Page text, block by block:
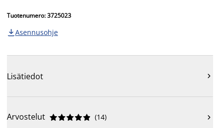
Tuotenumero: 3725023
 Asennusohje
Lisätiedot 
Arvostelut 




 (14) 